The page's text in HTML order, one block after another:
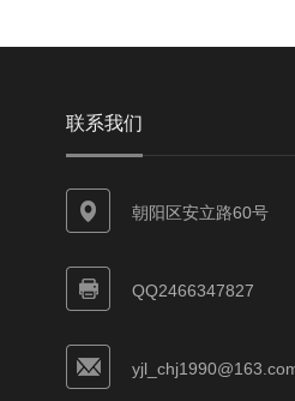
联系我们
朝阳区安立路60号
QQ2466347827